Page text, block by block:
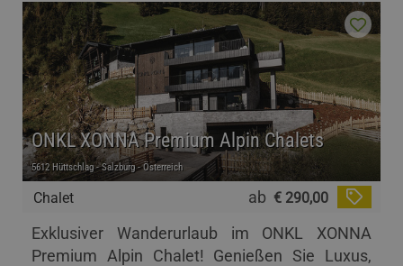
Chalet
ONKL XONNA Premium Alpin Chalets
5612 Hüttschlag - Salzburg - Österreich
ab € 290,00
Exklusiver Wanderurlaub im ONKL XONNA
Premium Alpin Chalet! Genießen Sie Luxus,